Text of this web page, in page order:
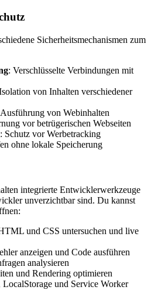
Sicherheitsmechanismen zum
: Verschlüsselte Verbindungen mit
von Inhalten verschiedener
von Webinhalten
vor betrügerischen Webseiten
: Schutz vor Werbetracking
ohne lokale Speicherung
integrierte Entwicklerwerkzeuge
unverzichtbar sind. Du kannst
und CSS untersuchen und live
anzeigen und Code ausführen
analysieren
und Rendering optimieren
LocalStorage und Service Worker